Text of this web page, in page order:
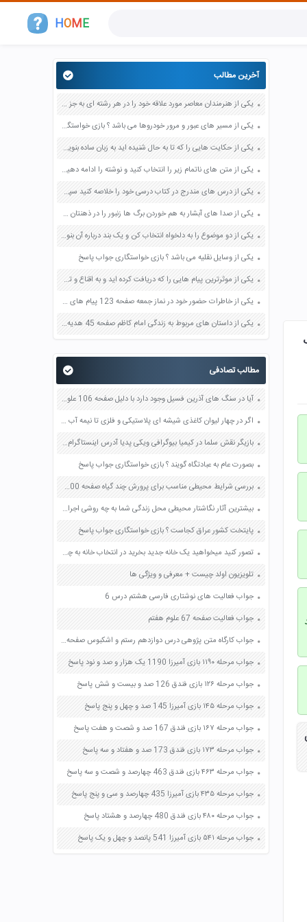
HOME
14 کتاب
آخرین مطالب
یکی از هنرمندان معاصر مورد علاقه خود را در هر رشته ای به جز عکاسی صفحه 69 فرهنگ و هنر نهم
یکی از مسیر های عبور و مرور خودروها می باشد ؟ بازی خواستگاری جواب پاسخ
یکی از حکایت هایی را که تا به حال شنیده اید به زبان ساده بنویسید صفحه 97 نگارش ششم دبستان
یکی از متن های ناتمام زیر را انتخاب کنید و نوشته را ادامه دهید صفحه 73 و 74 کتاب نگارش فارسی پنجم دبستان
یکی از درس های مندرج در کتاب درسی خود را خلاصه کنید سپس متن خلاصه شده را با بهره گیری از روش های دسته بندی نمودار جدول نقشه مفهومی نشان دهید صفحه 118 نگارش یازدهم
یکی از صدا های آبشار به هم خوردن برگ ها زنبور را در ذهنتان مجسم کنید و درباره آن یک بند بنویسید صفحه 11 نگارش پنجم
یکی از دو موضوع را به دلخواه انتخاب کن و یک بند درباره آن بنویس صفحه 35 کتاب نگارش فارسی سوم
یکی از وسایل نقلیه می باشد ؟ بازی خواستگاری جواب پاسخ
یکی از موثرترین پیام هایی را که دریافت کرده اید و به اقناع و تغییری جدی در شما منجر شده است برسی کنید و علت این تاثیر گذاری قابل توجه را بنویسید صفحه 52 تفکر و سواد رسانه ای دهم
یکی از خاطرات حضور خود در نماز جمعه صفحه 123 پیام های آسمان هفتم
یکی از داستان های مربوط به زندگی امام کاظم صفحه 45 هدیه های آسمان چهارم
مطالب تصادفی
آیا در سنگ های آذرین فسیل وجود دارد با دلیل صفحه 106 علوم هشتم
اگر در چهار لیوان کاغذی شیشه ای پلاستیکی و فلزی تا نیمه آب داغ بریزیم پس از مدت کوتاهی در کدام لیوان آب سردتر شده است صفحه 38 علوم چهارم
بازیگر نقش سلما در کیمیا بیوگرافی ویکی پدیا آدرس اینستاگرام عکس اسم اصلی واقعی
بصورت عام به عبادتگاه گویند ؟ بازی خواستگاری جواب پاسخ
بررسی شرایط محیطی مناسب برای پرورش چند گیاه صفحه 100 کار و فناوری هفتم
بیشترین آثار نگاشتار محیطی محل زندگی شما به چه روشی اجرا شده اند صفحه 55 فرهنگ و هنر نهم
پایتخت کشور عراق کجاست ؟ بازی خواستگاری جواب پاسخ
تصور کنید میخواهید یک خانه جدید بخرید در انتخاب خانه به چه نکاتی توجه می کنید صفحه 170 کتاب تفکر و سبک زندگی هشتم
تلویزیون اولد چیست + معرفی و ویژگی ها
جواب فعالیت های نوشتاری فارسی هشتم درس 6
جواب فعالیت صفحه 67 علوم هفتم
جواب کارگاه متن پژوهی درس دوازدهم رستم و اشکبوس صفحه 99 و 100 فارسی دهم
جواب مرحله ۱۱۹۰ بازی آمیرزا 1190 یک هزار و صد و نود پاسخ
جواب مرحله ۱۲۶ بازی فندق 126 صد و بیست و شش پاسخ
جواب مرحله ۱۴۵ بازی آمیرزا 145 صد و چهل و پنج پاسخ
جواب مرحله ۱۶۷ بازی فندق 167 صد و شصت و هفت پاسخ
جواب مرحله ۱۷۳ بازی فندق 173 صد و هفتاد و سه پاسخ
جواب مرحله ۴۶۳ بازی فندق 463 چهارصد و شصت و سه پاسخ
جواب مرحله ۴۳۵ بازی آمیرزا 435 چهارصد و سی و پنج پاسخ
جواب مرحله ۴۸۰ بازی فندق 480 چهارصد و هشتاد پاسخ
جواب مرحله ۵۴۱ بازی آمیرزا 541 پانصد و چهل و یک پاسخ